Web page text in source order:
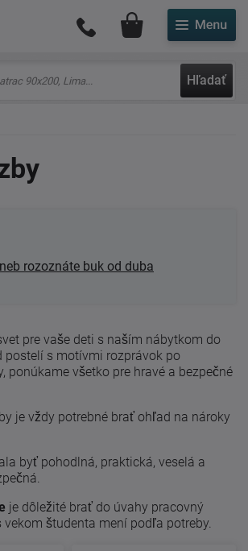
Hľadať
Môj účet
rozoznáte buk od duba
pre vaše deti s naším nábytkom do
postelí s motívmi rozprávok po
ponúkame všetko pre hravé a bezpečné
je vždy potrebné brať ohľad na nároky
byť pohodlná, praktická, veselá a
je dôležité brať do úvahy pracovný
vekom študenta mení podľa potreby.